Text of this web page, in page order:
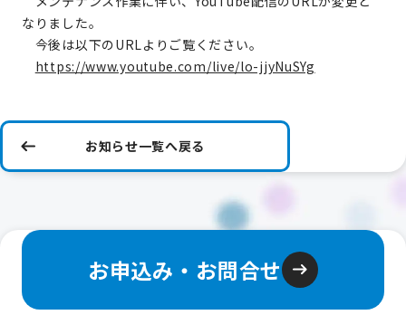
なりました。
今後は以下のURLよりご覧ください。
https://www.youtube.com/live/lo-jjyNuSYg
お知らせ一覧へ戻る
お申込み・お問合せ